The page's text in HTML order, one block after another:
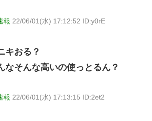
報 22/06/01(水) 17:12:52 ID:y0rE
キおる？
なそんな高いの使っとるん？
報 22/06/01(水) 17:13:15 ID:2et2